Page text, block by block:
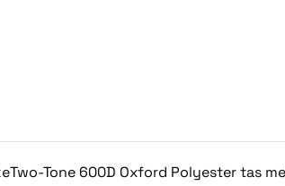
Tone 600D Oxford Polyester tas